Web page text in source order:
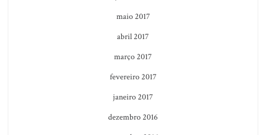
maio 2017
abril 2017
março 2017
fevereiro 2017
janeiro 2017
dezembro 2016